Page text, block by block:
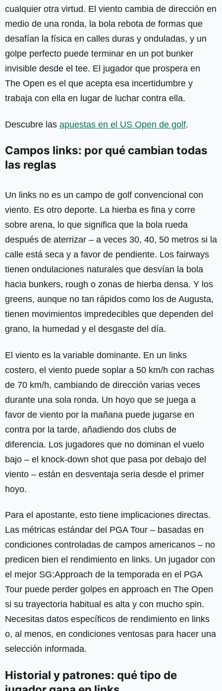
cualquier otra virtud. El viento cambia de dirección en
medio de una ronda, la bola rebota de formas que
desafían la física en calles duras y onduladas, y un
golpe perfecto puede terminar en un pot bunker
invisible desde el tee. El jugador que prospera en
The Open es el que acepta esa incertidumbre y
trabaja con ella en lugar de luchar contra ella.
Descubre las apuestas en el US Open de golf.
Campos links: por qué cambian todas
las reglas
Un links no es un campo de golf convencional con
viento. Es otro deporte. La hierba es fina y corre
sobre arena, lo que significa que la bola rueda
después de aterrizar – a veces 30, 40, 50 metros si la
calle está seca y a favor de pendiente. Los fairways
tienen ondulaciones naturales que desvían la bola
hacia bunkers, rough o zonas de hierba densa. Y los
greens, aunque no tan rápidos como los de Augusta,
tienen movimientos impredecibles que dependen del
grano, la humedad y el desgaste del día.
El viento es la variable dominante. En un links
costero, el viento puede soplar a 50 km/h con rachas
de 70 km/h, cambiando de dirección varias veces
durante una sola ronda. Un hoyo que se juega a
favor de viento por la mañana puede jugarse en
contra por la tarde, añadiendo dos clubs de
diferencia. Los jugadores que no dominan el vuelo
bajo – el knock-down shot que pasa por debajo del
viento – están en desventaja seria desde el primer
hoyo.
Para el apostante, esto tiene implicaciones directas.
Las métricas estándar del PGA Tour – basadas en
condiciones controladas de campos americanos – no
predicen bien el rendimiento en links. Un jugador con
el mejor SG:Approach de la temporada en el PGA
Tour puede perder golpes en approach en The Open
si su trayectoria habitual es alta y con mucho spin.
Necesitas datos específicos de rendimiento en links
o, al menos, en condiciones ventosas para hacer una
selección informada.
Historial y patrones: qué tipo de